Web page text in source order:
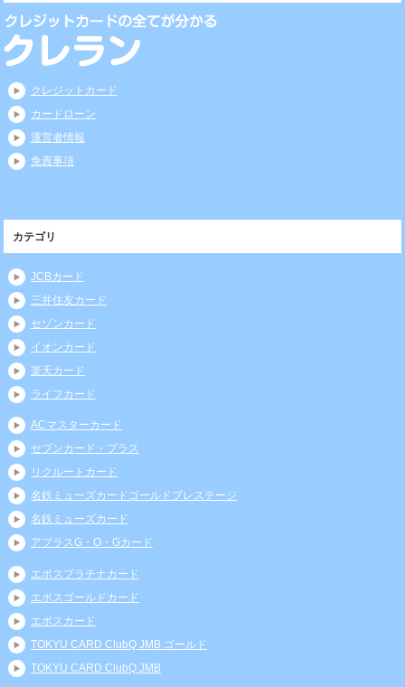
クレジットカード
カードローン
運営者情報
免責事項
カテゴリ
JCBカード
三井住友カード
セゾンカード
イオンカード
楽天カード
ライフカード
ACマスターカード
セブンカード・プラス
リクルートカード
名鉄ミューズカードゴールドプレステージ
名鉄ミューズカード
アプラスG・O・Gカード
エポスプラチナカード
エポスゴールドカード
エポスカード
TOKYU CARD ClubQ JMB ゴールド
TOKYU CARD ClubQ JMB